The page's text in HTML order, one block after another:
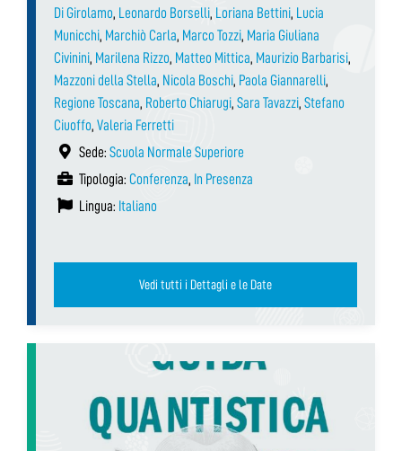
Di Girolamo, Leonardo Borselli, Loriana Bettini, Lucia
Municchi, Marchiò Carla, Marco Tozzi, Maria Giuliana
Civinini, Marilena Rizzo, Matteo Mittica, Maurizio Barbarisi,
Mazzoni della Stella, Nicola Boschi, Paola Giannarelli,
Regione Toscana, Roberto Chiarugi, Sara Tavazzi, Stefano
Ciuoffo, Valeria Ferretti
Sede: Scuola Normale Superiore
Tipologia: Conferenza, In Presenza
Lingua: Italiano
Vedi tutti i Dettagli e le Date